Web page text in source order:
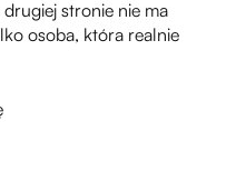
stronie nie ma
osoba, która realnie